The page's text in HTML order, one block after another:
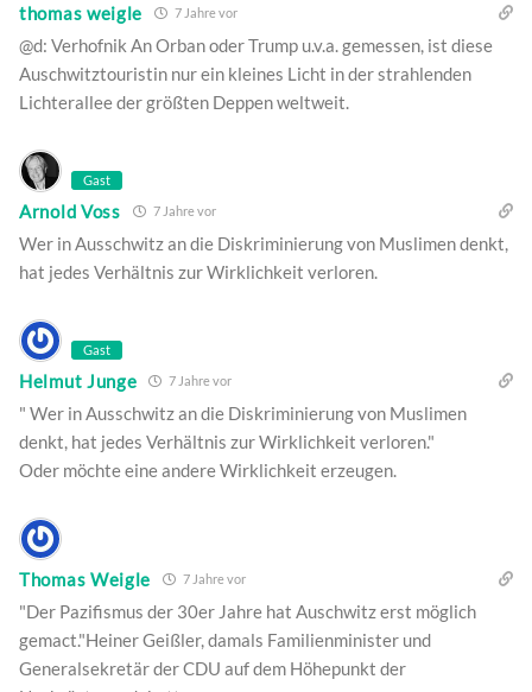
thomas weigle 7 Jahre vor
@d: Verhofnik An Orban oder Trump u.v.a. gemessen, ist diese
Auschwitztouristin nur ein kleines Licht in der strahlenden
Lichterallee der größten Deppen weltweit.
Gast
Arnold Voss 7 Jahre vor
Wer in Ausschwitz an die Diskriminierung von Muslimen denkt,
hat jedes Verhältnis zur Wirklichkeit verloren.
Gast
Helmut Junge 7 Jahre vor
" Wer in Ausschwitz an die Diskriminierung von Muslimen
denkt, hat jedes Verhältnis zur Wirklichkeit verloren."
Oder möchte eine andere Wirklichkeit erzeugen.
Thomas Weigle 7 Jahre vor
"Der Pazifismus der 30er Jahre hat Auschwitz erst möglich
gemact."Heiner Geißler, damals Familienminister und
Generalsekretär der CDU auf dem Höhepunkt der